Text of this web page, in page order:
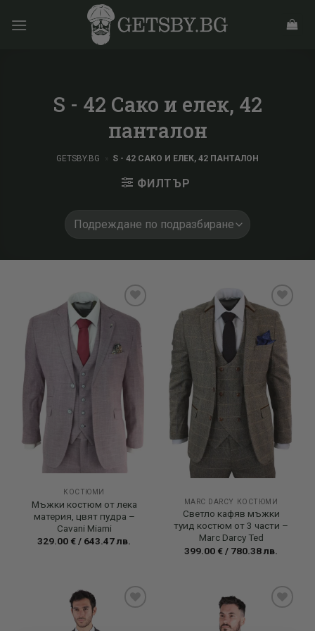
S - 42 Сако и елек, 42
панталон
GETSBY.BG S - 42 САКО И ЕЛЕК, 42 ПАНТАЛОН
ФИЛТЪР
Add to
wishlist
КОСТЮМИ
Мъжки костюм от лека
материя, цвят пудра –
Cavani Miami
329.00 €/ 643.47лв.
Add to
wishlist
MARC DARCY КОСТЮМИ
Светло кафяв мъжки
туид костюм от 3 части –
Marc Darcy Ted
399.00 € / 780.38лв.